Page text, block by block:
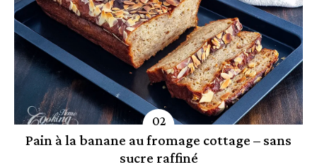
Pain à la banane au fromage cottage – sans
sucre raffiné